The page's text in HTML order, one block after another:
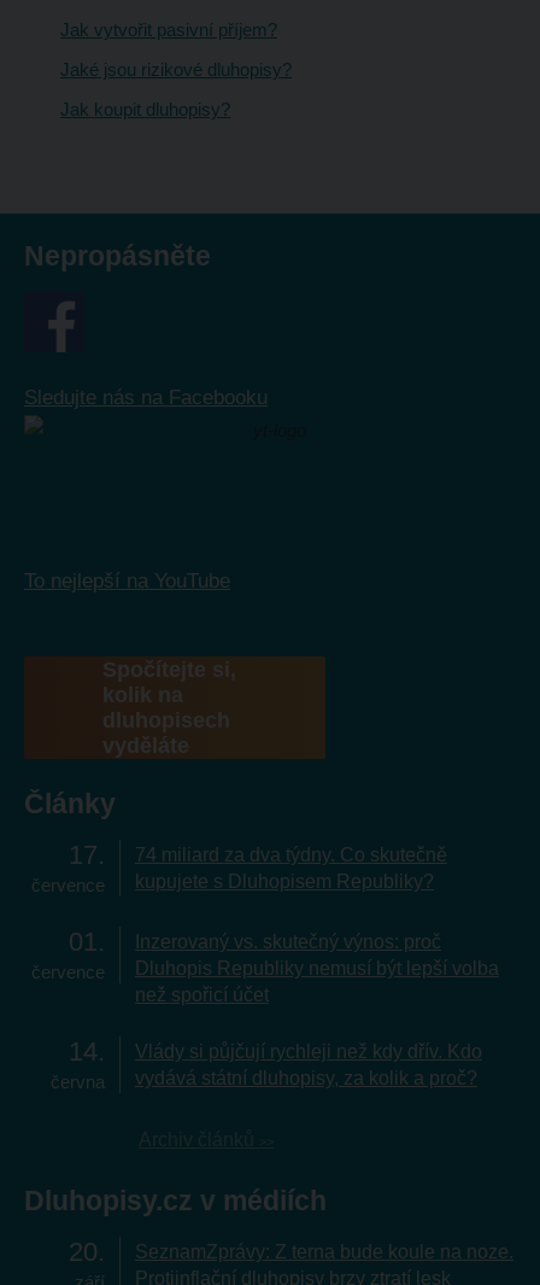
Jak vytvořit pasivní příjem?
Jaké jsou rizikové dluhopisy?
Jak koupit dluhopisy?
Nepropásněte
Sledujte nás na Facebooku
To nejlepší na YouTube
Spočítejte si,
kolik na
dluhopisech
vyděláte
Články
17
července
74 miliard za dva týdny. Co skutečně
kupujete s Dluhopisem Republiky?
01
července
Inzerovaný vs. skutečný výnos: proč
Dluhopis Republiky nemusí být lepší volba
než spořicí účet
14
června
Vlády si půjčují rychleji než kdy dřív. Kdo
vydává státní dluhopisy, za kolik a proč?
Dluhopisy.cz v médiích
20
SeznamZprávy: Z terna bude koule na noze.
Protiinflační dluhopisy brzy ztratí lesk